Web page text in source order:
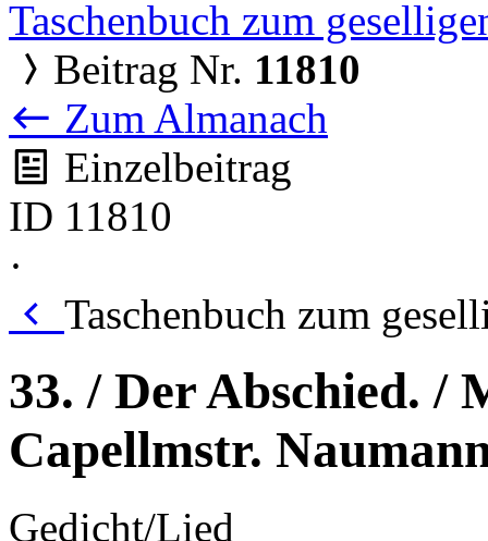
Taschenbuch zum
Beitrag Nr. 11810
Zum Almanach
Einzelbeitrag
ID 11810
·
Taschenbuch zum
33. / Der Abschied. /
Capellmstr.
Gedicht/Lied